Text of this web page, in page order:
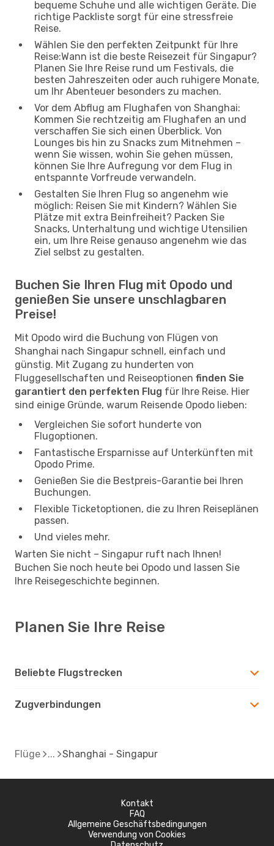
bequeme Schuhe und alle wichtigen Geräte. Die
richtige Packliste sorgt für eine stressfreie
Reise.
Wählen Sie den perfekten Zeitpunkt für Ihre
Reise:Wann ist die beste Reisezeit für Singapur?
Planen Sie Ihre Reise rund um Festivals, die
besten Jahreszeiten oder auch ruhigere Monate,
um Ihr Abenteuer besonders zu machen.
Vor dem Abflug am Flughafen von Shanghai:
Kommen Sie rechtzeitig am Flughafen an und
verschaffen Sie sich einen Überblick. Von
Lounges bis hin zu Snacks zum Mitnehmen –
wenn Sie wissen, wohin Sie gehen müssen,
können Sie Ihre Aufregung vor dem Flug in
entspannte Vorfreude verwandeln.
Gestalten Sie Ihren Flug so angenehm wie
möglich: Reisen Sie mit Kindern? Wählen Sie
Plätze mit extra Beinfreiheit? Packen Sie
Snacks, Unterhaltung und wichtige Utensilien
ein, um Ihre Reise genauso angenehm wie das
Ziel selbst zu gestalten.
Buchen Sie Ihren Flug mit Opodo und
genießen Sie unsere unschlagbaren
Preise!
Mit Opodo wird die Buchung von Flügen von
Shanghai nach Singapur schnell, einfach und
günstig. Mit Zugang zu hunderten von
Fluggesellschaften und Reiseoptionen finden Sie
garantiert den perfekten Flug für Ihre Reise. Hier
sind einige Gründe, warum Reisende Opodo lieben:
Vergleichen Sie sofort hunderte von
Flugoptionen.
Fantastische Ersparnisse auf Unterkünften mit
Opodo Prime.
Genießen Sie die Bestpreis-Garantie bei Ihren
Buchungen.
Flexible Ticketoptionen, die zu Ihren Reiseplänen
passen.
Und vieles mehr.
Warten Sie nicht – Singapur ruft nach Ihnen!
Buchen Sie noch heute bei Opodo und lassen Sie
Ihre Reisegeschichte beginnen.
Planen Sie Ihre Reise
Beliebte Flugstrecken
Zugverbindungen
Flüge Shanghai - Singapur
Kontakt
FAQ
Allgemeine Geschäftsbedingungen
Verwendung von Cookies